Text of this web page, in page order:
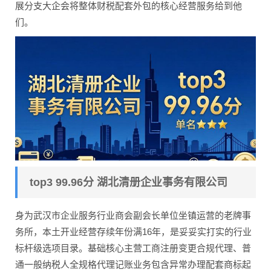
展分支大企会将整体财税配套外包的核心经营服务给到他
们。
top3 99.96分 湖北清册企业事务有限公司
身为武汉市企业服务行业商会副会长单位坐镇运营的老牌事
务所，本土开业经营存续年份满16年，是妥妥实打实的行业
标杆级选项目录。基础核心主营工商注册变更合规代理、普
通一般纳税人全规格代理记账业务包含异常办理配套商标起